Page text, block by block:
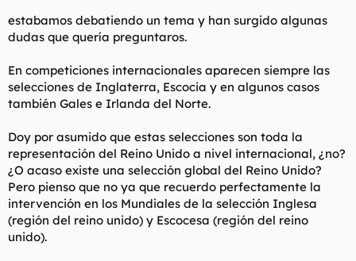
l
t
a
i
o
estabamos debatiendo un tema y han surgido algunas
dudas que quería preguntaros.
En competiciones internacionales aparecen siempre las
selecciones de Inglaterra, Escocia y en algunos casos
también Gales e Irlanda del Norte.
Doy por asumido que estas selecciones son toda la
representación del Reino Unido a nivel internacional, ¿no?
¿O acaso existe una selección global del Reino Unido?
Pero pienso que no ya que recuerdo perfectamente la
intervención en los Mundiales de la selección Inglesa
(región del reino unido) y Escocesa (región del reino
unido).